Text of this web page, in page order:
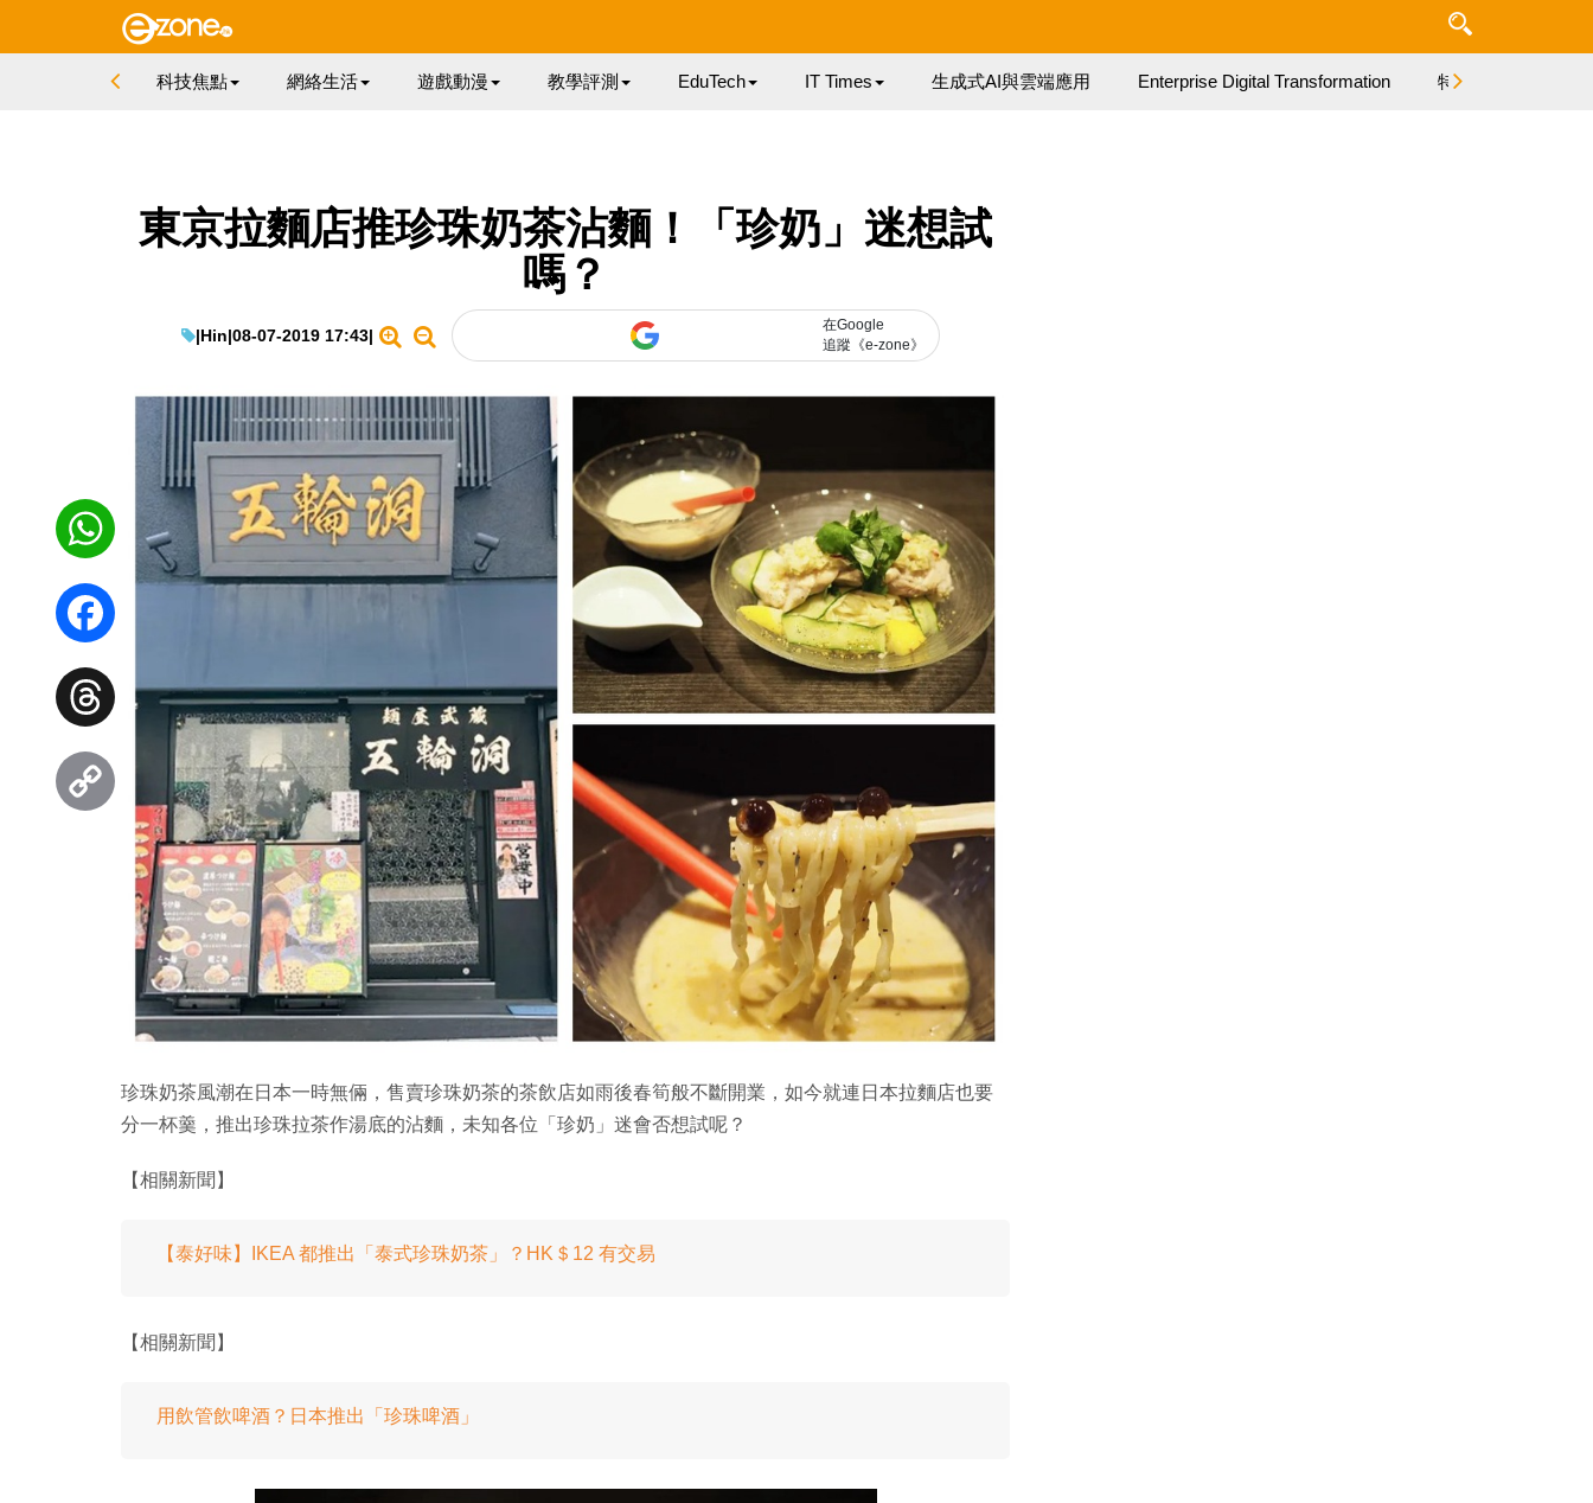
科技焦點 網絡生活 遊戲動漫 教學評測 EduTech IT Times 生成式AI與雲端應用 Enterprise Digital Transformation 特集
東京拉麵店推珍珠奶茶沾麵！「珍奶」迷想試
嗎？
|Hin|08-07-2019 17:43|
在Google
追蹤《e-zone》
珍珠奶茶風潮在日本一時無倆，售賣珍珠奶茶的茶飲店如雨後春筍般不斷開業，如今就連日本拉麵店也要
分一杯羹，推出珍珠拉茶作湯底的沾麵，未知各位「珍奶」迷會否想試呢？
【相關新聞】
【泰好味】IKEA 都推出「泰式珍珠奶茶」？HK＄12 有交易
【相關新聞】
用飲管飲啤酒？日本推出「珍珠啤酒」
WhatsApp
Facebook
Threads
Copy